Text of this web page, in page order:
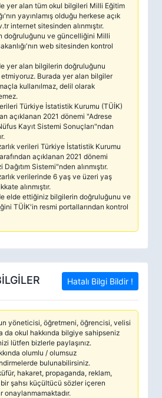
yer alan tüm okul bilgileri Milli Eğitim
yayınlamış olduğu herkese açık
internet sitesinden alınmıştır.
doğruluğunu ve güncelliğini Milli
web sitesinden kontrol
yer alan bilgilerin doğruluğunu
Burada yer alan bilgiler
kullanılmaz, delil olarak
Türkiye İstatistik Kurumu (TÜİK)
açıklanan 2021 dönemi "Adrese
Kayıt Sistemi Sonuçları"ndan
verileri Türkiye İstatistik Kurumu
açıklanan 2021 dönemi
Sistemi"nden alınmıştır.
verilerinde 6 yaş ve üzeri yaş
alınmıştır.
elde ettiğiniz bilgilerin doğruluğunu ve
TÜİK'in resmi portallarından kontrol
Hatalı Bilgi Bildir !
yöneticisi, öğretmeni, öğrencisi, velisi
da okul hakkında bilgiye sahipseniz
lütfen bizlerle paylaşınız.
olumlu / olumsuz
bulunabilirsiniz.
hakaret, propaganda, reklam,
şahsı küçültücü sözler içeren
onaylanmamaktadır.